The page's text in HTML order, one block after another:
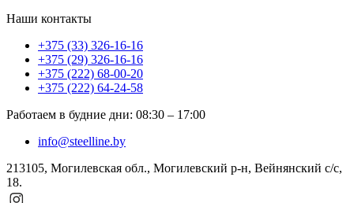
Наши контакты
+375 (33) 326-16-16
+375 (29) 326-16-16
+375 (222) 68-00-20
+375 (222) 64-24-58
Работаем в будние дни: 08:30 – 17:00
info@steelline.by
213105, Могилевская обл., Могилевский р-н, Вейнянский с/с,
18.